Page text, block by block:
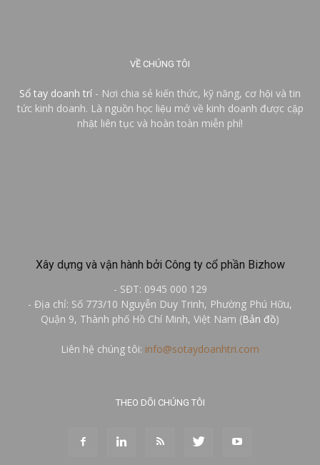
VỀ CHÚNG TÔI
Sổ tay doanh trí - Nơi chia sẻ kiến thức, kỹ năng, cơ hội và tin
tức kinh doanh. Là nguồn học liệu mở về kinh doanh được cập
nhật liên tục và hoàn toàn miễn phí!
Xây dựng và vận hành bởi Công ty cổ phần Bizhow
- SĐT: 0945 000 129
- Địa chỉ: Số 773/10 Nguyễn Duy Trinh, Phường Phú Hữu,
Quận 9, Thành phố Hồ Chí Minh, Việt Nam (Bản đồ)
Liên hệ chúng tôi: info@sotaydoanhtri.com
THEO DÕI CHÚNG TÔI